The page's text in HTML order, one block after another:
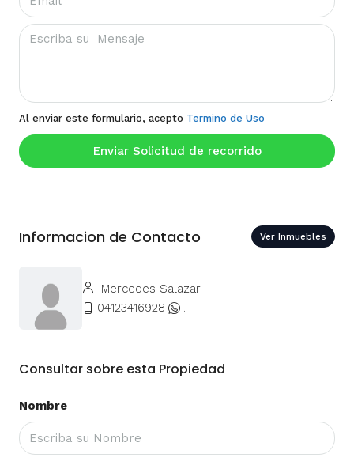
Al enviar este formulario, acepto Termino de Uso
Enviar Solicitud de recorrido
Informacion de Contacto Ver Inmuebles
Mercedes Salazar
04123416928
.
Consultar sobre esta Propiedad
Nombre